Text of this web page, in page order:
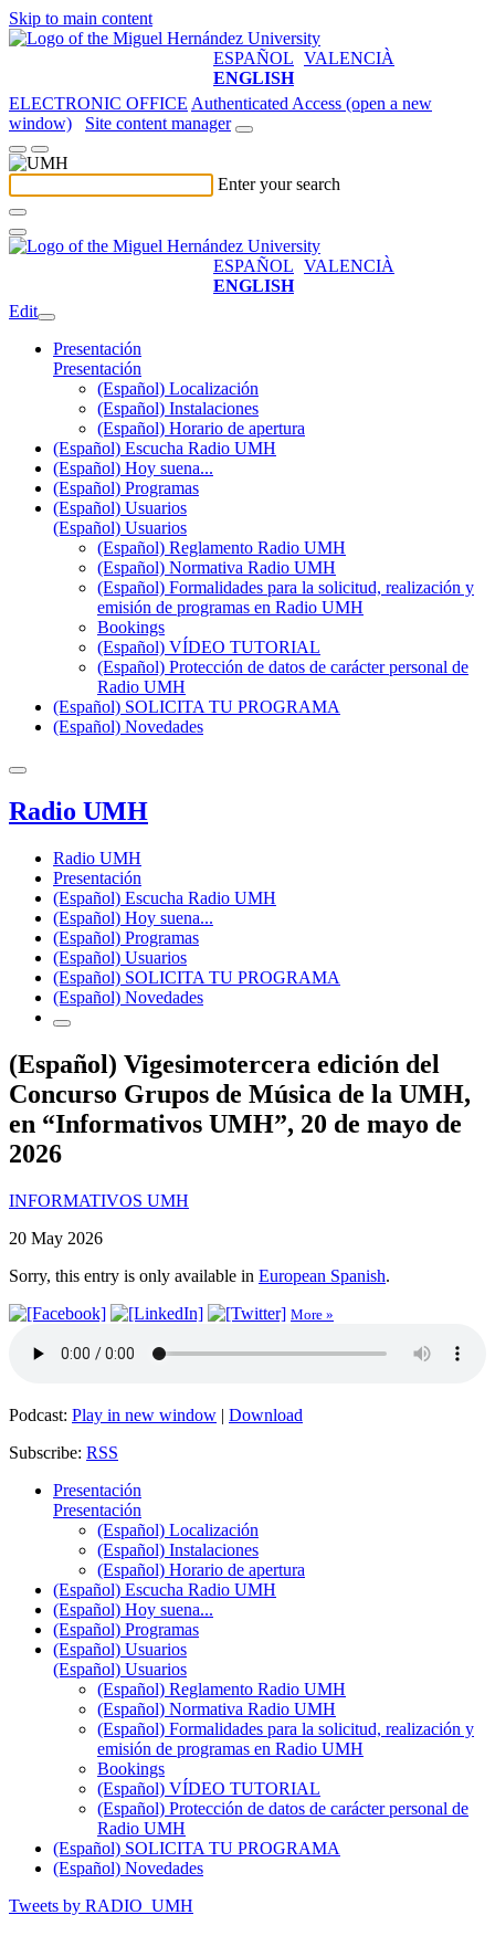
Skip to main content
ESPAÑOL VALENCIÀ
ENGLISH
ELECTRONIC OFFICE Authenticated Access (open a new
window)
Site content manager
Enter your search
ESPAÑOL VALENCIÀ
ENGLISH
Edit
Presentación
Presentación
(Español) Localización
(Español) Instalaciones
(Español) Horario de apertura
(Español) Escucha Radio UMH
(Español) Hoy suena...
(Español) Programas
(Español) Usuarios
(Español) Usuarios
(Español) Reglamento Radio UMH
(Español) Normativa Radio UMH
(Español) Formalidades para la solicitud, realización y
emisión de programas en Radio UMH
Bookings
(Español) VÍDEO TUTORIAL
(Español) Protección de datos de carácter personal de
Radio UMH
(Español) SOLICITA TU PROGRAMA
(Español) Novedades
Radio UMH
Radio UMH
Presentación
(Español) Escucha Radio UMH
(Español) Hoy suena...
(Español) Programas
(Español) Usuarios
(Español) SOLICITA TU PROGRAMA
(Español) Novedades
(Español) Vigesimotercera edición del
Concurso Grupos de Música de la UMH,
en “Informativos UMH”, 20 de mayo de
2026
INFORMATIVOS UMH
20 May 2026
Sorry, this entry is only available in European Spanish.
More »
Podcast: Play in new window | Download
Subscribe: RSS
Presentación
Presentación
(Español) Localización
(Español) Instalaciones
(Español) Horario de apertura
(Español) Escucha Radio UMH
(Español) Hoy suena...
(Español) Programas
(Español) Usuarios
(Español) Usuarios
(Español) Reglamento Radio UMH
(Español) Normativa Radio UMH
(Español) Formalidades para la solicitud, realización y
emisión de programas en Radio UMH
Bookings
(Español) VÍDEO TUTORIAL
(Español) Protección de datos de carácter personal de
Radio UMH
(Español) SOLICITA TU PROGRAMA
(Español) Novedades
Tweets by RADIO_UMH